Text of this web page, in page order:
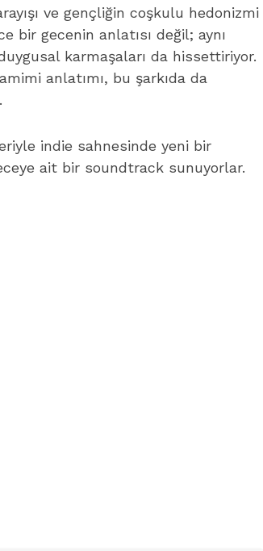
ve gençliğin coşkulu hedonizmi
bir gecenin anlatısı değil; aynı
karmaşaları da hissettiriyor.
anlatımı, bu şarkıda da
indie sahnesinde yeni bir
ait bir soundtrack sunuyorlar.